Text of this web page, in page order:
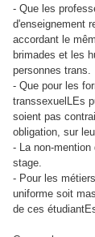
- Que les
d'enseignement
accordant le
brimades et les
personnes trans.
- Que pour les
transsexuelLEs
soient pas
obligation, sur
- La non-
stage.
- Pour les
uniforme soit
de ces